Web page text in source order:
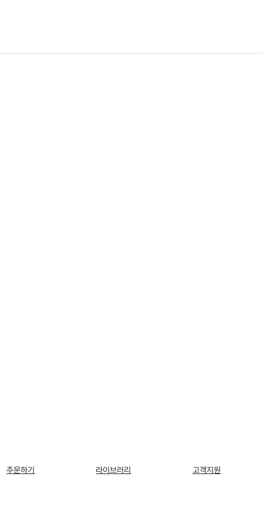
주문하기 라이브러리 고객지원